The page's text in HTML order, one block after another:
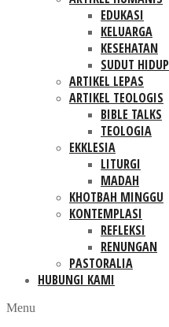
EDUKASI
KELUARGA
KESEHATAN
SUDUT HIDUP
ARTIKEL LEPAS
ARTIKEL TEOLOGIS
BIBLE TALKS
TEOLOGIA
EKKLESIA
LITURGI
MADAH
KHOTBAH MINGGU
KONTEMPLASI
REFLEKSI
RENUNGAN
PASTORALIA
HUBUNGI KAMI
Menu